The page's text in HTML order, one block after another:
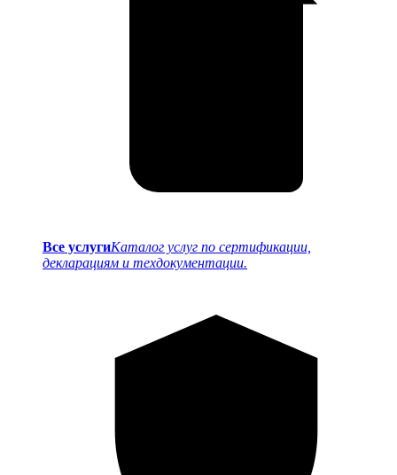
Все услугиКаталог услуг по сертификации,
декларациям и техдокументации.